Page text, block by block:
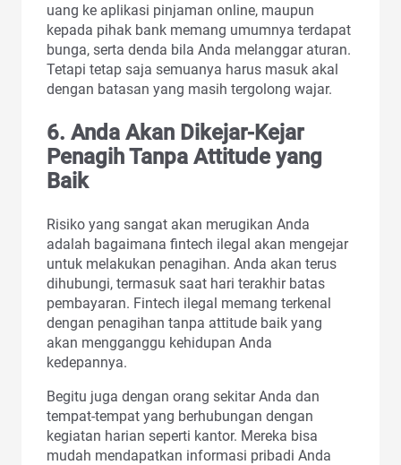
uang ke aplikasi pinjaman online, maupun
kepada pihak bank memang umumnya terdapat
bunga, serta denda bila Anda melanggar aturan.
Tetapi tetap saja semuanya harus masuk akal
dengan batasan yang masih tergolong wajar.
6. Anda Akan Dikejar-Kejar
Penagih Tanpa Attitude yang
Baik
Risiko yang sangat akan merugikan Anda
adalah bagaimana fintech ilegal akan mengejar
untuk melakukan penagihan. Anda akan terus
dihubungi, termasuk saat hari terakhir batas
pembayaran. Fintech ilegal memang terkenal
dengan penagihan tanpa attitude baik yang
akan mengganggu kehidupan Anda
kedepannya.
Begitu juga dengan orang sekitar Anda dan
tempat-tempat yang berhubungan dengan
kegiatan harian seperti kantor. Mereka bisa
mudah mendapatkan informasi pribadi Anda